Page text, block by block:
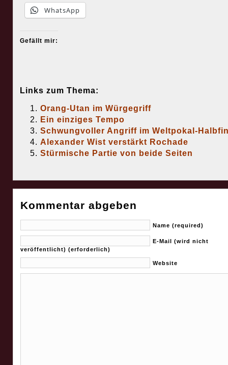
WhatsApp
Gefällt mir:
Links zum Thema:
Orang-Utan im Würgegriff
Ein einziges Tempo
Schwungvoller Angriff im Weltpokal-
Alexander Wist verstärkt Rochade
Stürmische Partie von beide Seiten
Kommentar abgeben
Name (required)
E-Mail (wird nicht
veröffentlicht) (erforderlich)
Website